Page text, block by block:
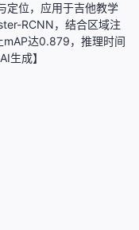
定位，应用于吉他教学
RCNN，结合区域注
mAP达0.879，推理时间
生成】